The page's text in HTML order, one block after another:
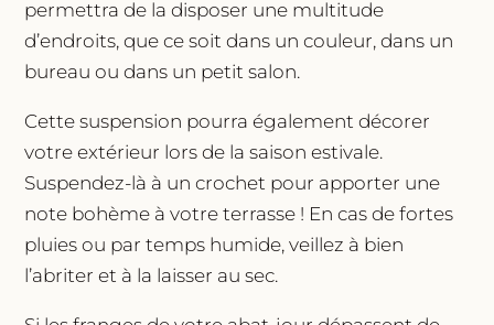
permettra de la disposer une multitude
d’endroits, que ce soit dans un couleur, dans un
bureau ou dans un petit salon.
Cette suspension pourra également décorer
votre extérieur lors de la saison estivale.
Suspendez-là à un crochet pour apporter une
note bohème à votre terrasse ! En cas de fortes
pluies ou par temps humide, veillez à bien
l’abriter et à la laisser au sec.